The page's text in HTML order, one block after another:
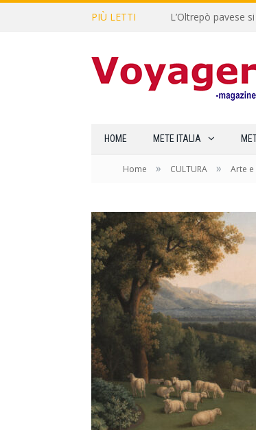
PIÙ LETTI L’Oltrepò pavese
HOME METE ITALIA
Home » CULTURA » Arte